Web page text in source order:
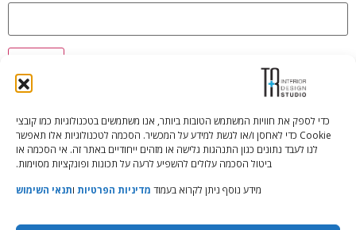
כדי לספק את חוויות המשתמש הטובות ביותר, אנו משתמשים בטכנולוגיות כמו קובצי
Cookie כדי לאחסן ו/או לגשת למידע על המכשיר. הסכמה לטכנולוגיות אלו תאפשר
לנו לעבד נתונים כגון התנהגות גלישה או מזהים ייחודיים באתר זה. אי הסכמה או
ביטול הסכמה עלולים להשפיע לרעה על תכונות ופונקציות מסוימות.
מידע נוסף ניתן לקרוא בעמוד מדיניות הפרטיות ותנאי השימוש
Tali Shenfeld:052.620.2446
tali@TRstudio.co.il